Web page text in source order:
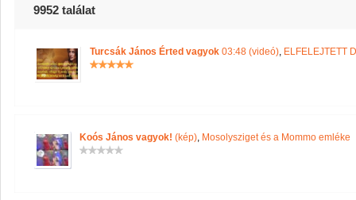
9952 találat
Turcsák János Érted vagyok 03:48 (videó), ELFELEJTETT
Koós János vagyok! (kép), Mosolysziget és a Mommo emléke